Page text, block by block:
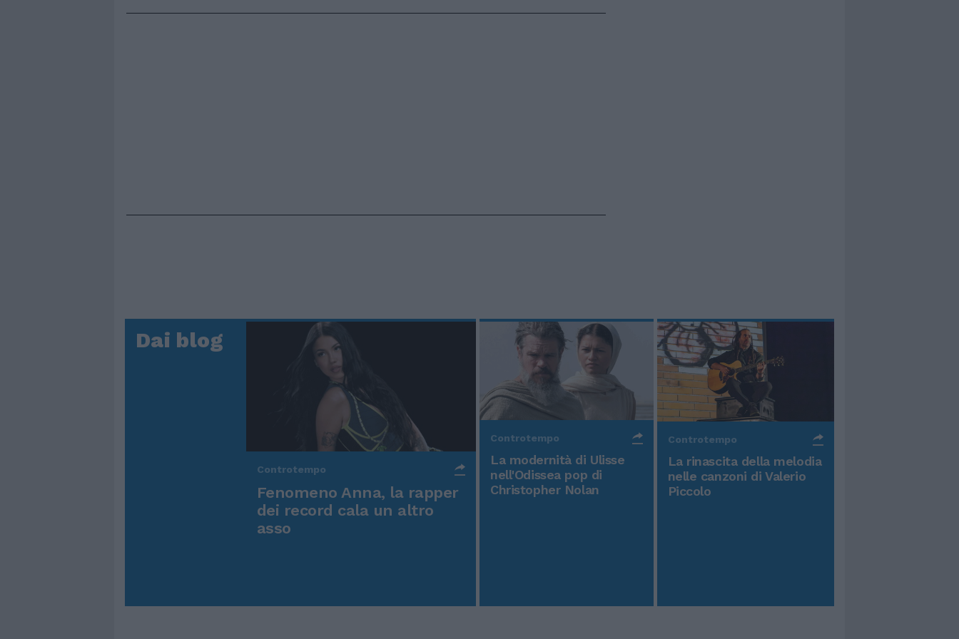
Dai blog
Controtempo
Fenomeno Anna, la rapper
dei record cala un altro
asso
Controtempo
La modernità di Ulisse
nell'Odissea pop di
Christopher Nolan
Controtempo
La rinascita della melodia
nelle canzoni di Valerio
Piccolo